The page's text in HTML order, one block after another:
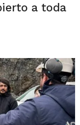
a toda